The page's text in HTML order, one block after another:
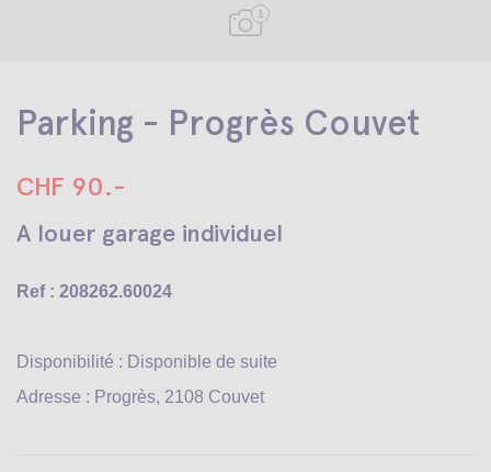
1
Parking - Progrès Couvet
CHF 90.-
A louer garage individuel
Ref : 208262.60024
Disponibilité : Disponible de suite
Adresse : Progrès, 2108 Couvet